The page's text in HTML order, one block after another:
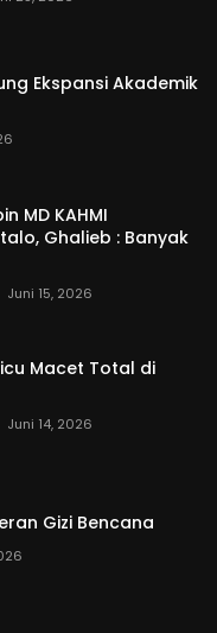
Ekspansi Akademik
MD KAHMI
Ghalieb : Banyak
Juni 15, 2026
Macet Total di
Juni 14, 2026
Gizi Bencana